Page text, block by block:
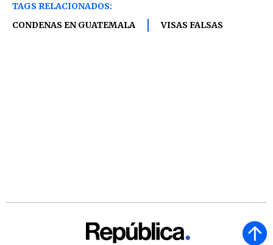
TAGS RELACIONADOS:
CONDENAS EN GUATEMALA
VISAS FALSAS